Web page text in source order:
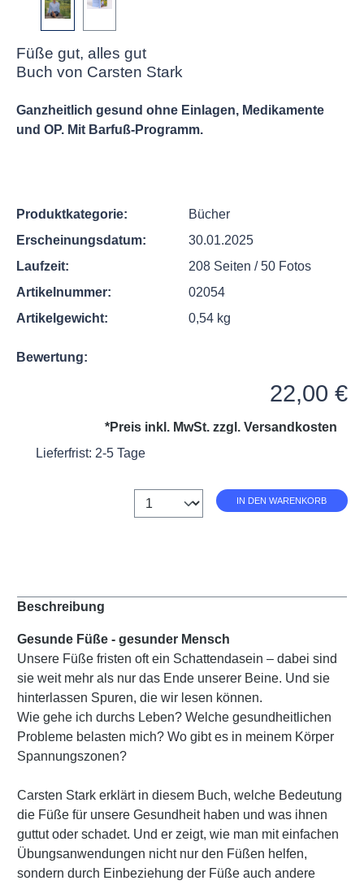
Füße gut, alles gut
Buch von Carsten Stark
Ganzheitlich gesund ohne Einlagen, Medikamente
und OP. Mit Barfuß-Programm.
Produktkategorie:
Bücher
Erscheinungsdatum:
30.01.2025
Laufzeit:
208 Seiten / 50 Fotos
Artikelnummer:
02054
Artikelgewicht:
0,54 kg
Bewertung:
22,00 €
*Preis inkl. MwSt. zzgl. Versandkosten
Lieferfrist: 2-5 Tage
Anzahl IN DEN WARENKORB
Beschreibung
Gesunde Füße - gesunder Mensch
Unsere Füße fristen oft ein Schattendasein – dabei sind
sie weit mehr als nur das Ende unserer Beine. Und sie
hinterlassen Spuren, die wir lesen können.
Wie gehe ich durchs Leben? Welche gesundheitlichen
Probleme belasten mich? Wo gibt es in meinem Körper
Spannungszonen?
Carsten Stark erklärt in diesem Buch, welche Bedeutung
die Füße für unsere Gesundheit haben und was ihnen
guttut oder schadet. Und er zeigt, wie man mit einfachen
Übungsanwendungen nicht nur den Füßen helfen,
sondern durch Einbeziehung der Füße auch andere